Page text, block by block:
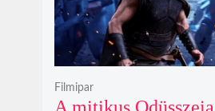
Filmipar